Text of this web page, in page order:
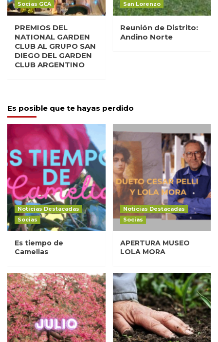
Socias GCA
PREMIOS DEL
NATIONAL GARDEN
CLUB AL GRUPO SAN
DIEGO DEL GARDEN
CLUB ARGENTINO
San Lorenzo
Reunión de Distrito:
Andino Norte
Es posible que te hayas perdido
Noticias Destacadas
Socias
Es tiempo de
Camelias
Noticias Destacadas
Socias
APERTURA MUSEO
LOLA MORA